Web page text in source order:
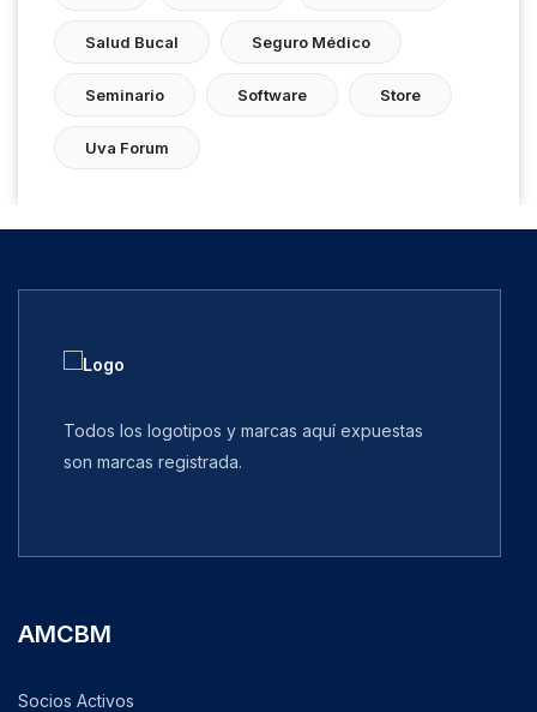
Salud Bucal Seguro Médico
Seminario Software Store
Uva Forum
Todos los logotipos y marcas aquí expuestas
son marcas registrada.
AMCBM
Socios Activos